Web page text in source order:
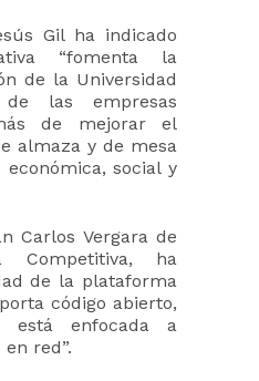
Gil ha indicado
“fomenta la
de la Universidad
las empresas
de mejorar el
almaza y de mesa
social y
Carlos Vergara de
Competitiva, ha
de la plataforma
código abierto,
está enfocada a
red”.